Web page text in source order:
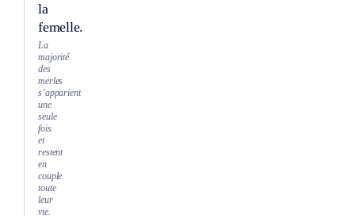
la
femelle.
La
majorité
des
merles
s’apparient
une
seule
fois
et
restent
en
couple
toute
leur
vie.